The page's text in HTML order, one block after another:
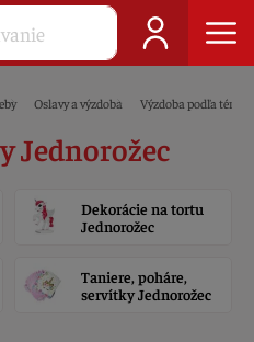
Oslavy a výzdoba Výzdoba podľa témy
Jednorožec
Dekorácie na tortu
Jednorožec
Taniere, poháre,
servítky Jednorožec